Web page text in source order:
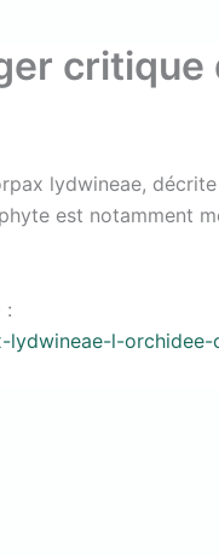
critique
lydwineae,
est notamment
:
l-